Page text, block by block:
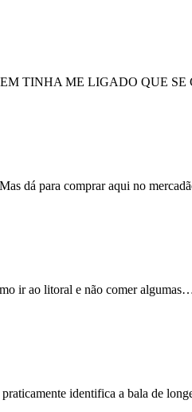
TINHA ME LIGADO QUE SE
dá para comprar aqui no
ir ao litoral e não comer
identifica a bala de